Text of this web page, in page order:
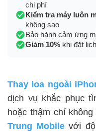
chi phí
Kiểm tra máy luôn
không sao
Bảo hành cảm ứng
Giảm 10% khi đặt
Thay loa ngoài
dịch vụ khắc phục
hoặc thậm chí
Trung Mobile với